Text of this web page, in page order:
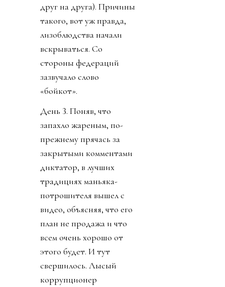
друг на друга). Причины
такого, вот уж правда,
лизоблюдства начали
вскрываться. Со
стороны федераций
зазвучало слово
«бойкот».
День 3. Поняв, что
запахло жареным, по-
прежнему прячась за
закрытыми комментами
диктатор, в лучших
традициях маньяка-
потрошителя вышел с
видео, объясняя, что его
план не продажа и что
всем очень хорошо от
этого будет. И тут
свершилось. Лысый
коррупционер